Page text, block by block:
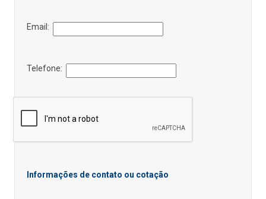
Email:
Telefone:
Informações de contato ou cotação